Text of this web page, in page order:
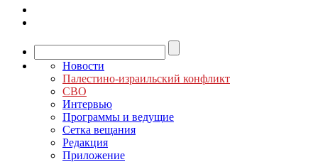
Новости
Палестино-израильский конфликт
СВО
Интервью
Программы и ведущие
Сетка вещания
Редакция
Приложение